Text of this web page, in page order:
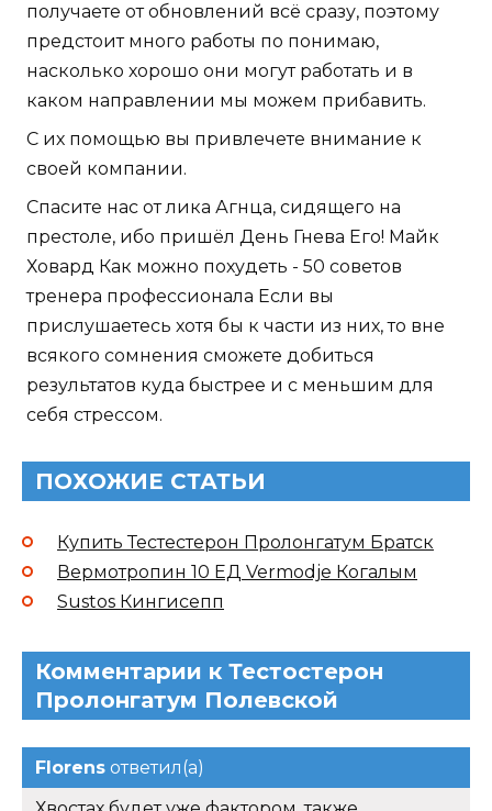
получаете от обновлений всё сразу, поэтому
предстоит много работы по понимаю,
насколько хорошо они могут работать и в
каком направлении мы можем прибавить.
С их помощью вы привлечете внимание к
своей компании.
Спасите нас от лика Агнца, сидящего на
престоле, ибо пришёл День Гнева Его! Майк
Ховард Как можно похудеть - 50 советов
тренера профессионала Если вы
прислушаетесь хотя бы к части из них, то вне
всякого сомнения сможете добиться
результатов куда быстрее и с меньшим для
себя стрессом.
ПОХОЖИЕ СТАТЬИ
Купить Тестестерон Пролонгатум Братск
Вермотропин 10 ЕД Vermodje Когалым
Sustos Кингисепп
Комментарии к Тестостерон
Пролонгатум Полевской
Florens ответил(а)